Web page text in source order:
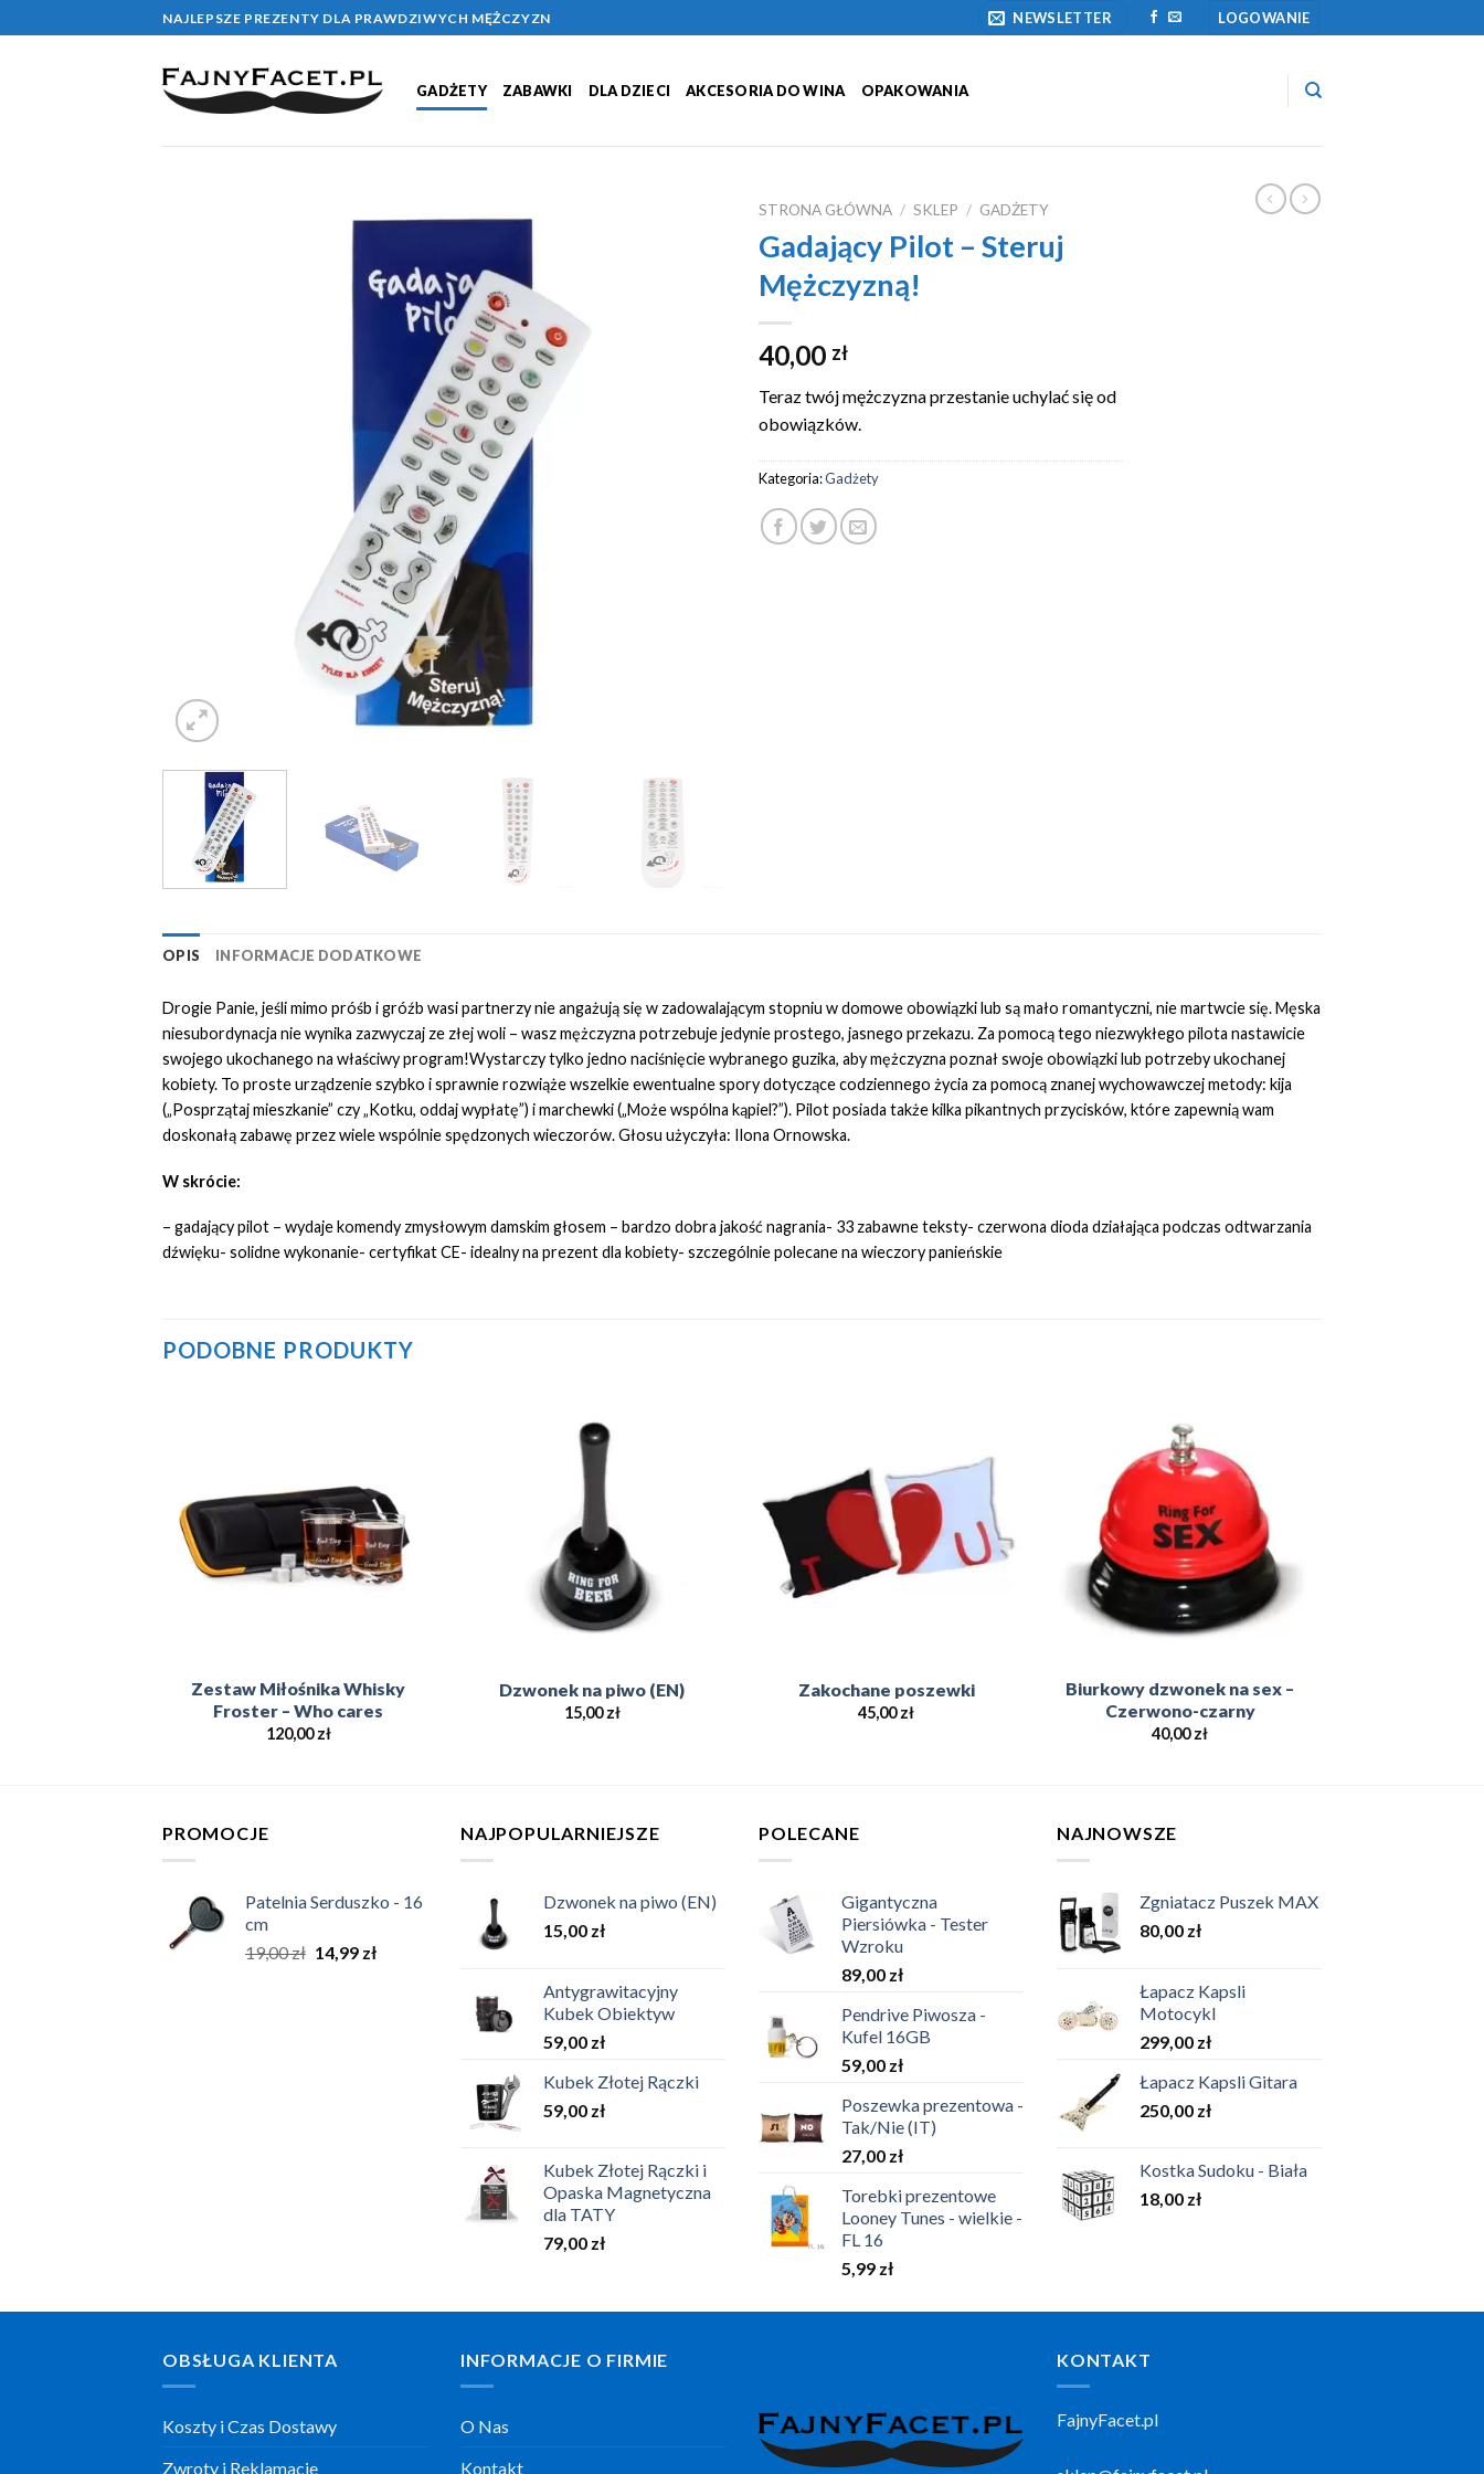
to
NAJLEPSZE PREZENTY DLA PRAWDZIWYCH MĘŻCZYZN NEWSLETTER LOGOWANIE
GADŻETY ZABAWKI DLA DZIECI AKCESORIA DO WINA OPAKOWANIA
STRONA GŁÓWNA / SKLEP / GADŻETY
Gadający Pilot – Steruj
Mężczyzną!
40,00 zł
Teraz twój mężczyzna przestanie uchylać się od
obowiązków.
Kategoria:Gadżety
OPIS INFORMACJE DODATKOWE
Drogie Panie, jeśli mimo próśb i gróźb wasi partnerzy nie angażują się w zadowalającym stopniu w domowe obowiązki lub są mało romantyczni, nie martwcie się. Męska
niesubordynacja nie wynika zazwyczaj ze złej woli – wasz mężczyzna potrzebuje jedynie prostego, jasnego przekazu. Za pomocą tego niezwykłego pilota nastawicie
swojego ukochanego na właściwy program!Wystarczy tylko jedno naciśnięcie wybranego guzika, aby mężczyzna poznał swoje obowiązki lub potrzeby ukochanej
kobiety. To proste urządzenie szybko i sprawnie rozwiąże wszelkie ewentualne spory dotyczące codziennego życia za pomocą znanej wychowawczej metody: kija
(„Posprzątaj mieszkanie” czy „Kotku, oddaj wypłatę”) i marchewki („Może wspólna kąpiel?”). Pilot posiada także kilka pikantnych przycisków, które zapewnią wam
doskonałą zabawę przez wiele wspólnie spędzonych wieczorów. Głosu użyczyła: Ilona Ornowska.
W skrócie:
– gadający pilot – wydaje komendy zmysłowym damskim głosem – bardzo dobra jakość nagrania- 33 zabawne teksty- czerwona dioda działająca podczas odtwarzania
dźwięku- solidne wykonanie- certyfikat CE- idealny na prezent dla kobiety- szczególnie polecane na wieczory panieńskie
PODOBNE PRODUKTY
Zestaw Miłośnika Whisky
Froster – Who cares
120,00zł
Dzwonek na piwo (EN)
15,00zł
Wishlist
Zakochane poszewki
45,00zł
Biurkowy dzwonek na sex –
Czerwono-czarny
40,00zł
PROMOCJE
Patelnia Serduszko - 16
cm
19,00zł 14,99 zł
NAJPOPULARNIEJSZE
Dzwonek na piwo (EN)
15,00 zł
Antygrawitacyjny
Kubek Obiektyw
59,00 zł
Kubek Złotej Rączki
59,00 zł
Kubek Złotej Rączki i
Opaska Magnetyczna
dla TATY
79,00 zł
POLECANE
Gigantyczna
Piersiówka - Tester
Wzroku
89,00 zł
Pendrive Piwosza -
Kufel 16GB
59,00 zł
Poszewka prezentowa -
Tak/Nie (IT)
27,00 zł
Torebki prezentowe
Looney Tunes - wielkie -
FL 16
5,99 zł
NAJNOWSZE
Zgniatacz Puszek MAX
80,00 zł
Łapacz Kapsli
Motocykl
299,00 zł
Łapacz Kapsli Gitara
250,00 zł
Kostka Sudoku - Biała
18,00 zł
OBSŁUGA KLIENTA
Koszty i Czas Dostawy
Zwroty i Reklamacje
INFORMACJE O FIRMIE
O Nas
Kontakt
KONTAKT
FajnyFacet.pl